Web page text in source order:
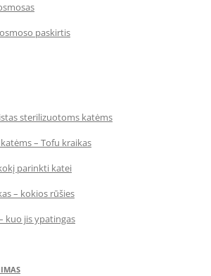
paskirtis
sterilizuotoms katėms
– Tofu kraikas
parinkti katei
– kokios rūšies
kuo jis ypatingas